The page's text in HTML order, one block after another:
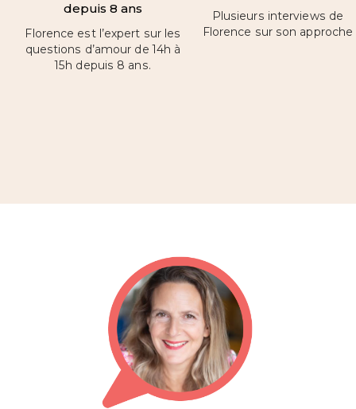
depuis 8 ans
Florence est l’expert sur les
questions d’amour de 14h à
15h depuis 8 ans.
Plusieurs interviews de
Florence sur son approche